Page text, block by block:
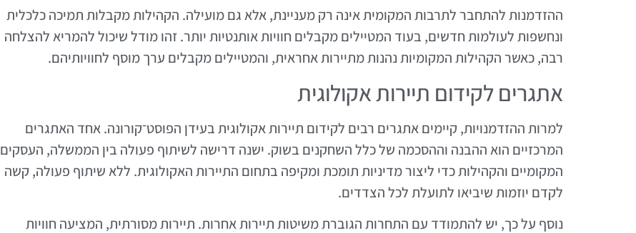
ההזדמנות להתחבר לתרבות המקומית אינה רק מעניינת, אלא גם מועילה. הקהילות מקבלות תמיכה כלכלית
ונחשפות לעולמות חדשים, בעוד המטיילים מקבלים חוויות אותנטיות יותר. זהו מודל שיכול להמריא להצלחה
רבה, כאשר הקהילות המקומיות נהנות מתיירות אחראית, והמטיילים מקבלים ערך מוסף לחוויותיהם.
אתגרים לקידום תיירות אקולוגית
למרות ההזדמנויות, קיימים אתגרים רבים לקידום תיירות אקולוגית בעידן הפוסט־קורונה. אחד האתגרים
המרכזיים הוא ההבנה וההסכמה של כלל השחקנים בשוק. ישנה דרישה לשיתוף פעולה בין הממשלה, העסקים
המקומיים והקהילות כדי ליצור מדיניות תומכת ומקיפה בתחום התיירות האקולוגית. ללא שיתוף פעולה, קשה
לקדם יוזמות שיביאו לתועלת לכל הצדדים.
נוסף על כך, יש להתמודד עם התחרות הגוברת משיטות תיירות אחרות. תיירות מסורתית, המציעה חוויות